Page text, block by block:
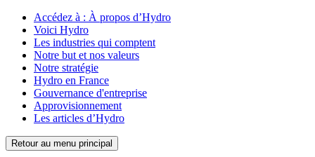
Accédez à : À propos d’Hydro
Voici Hydro
Les industries qui comptent
Notre but et nos valeurs
Notre stratégie
Hydro en France
Gouvernance d'entreprise
Approvisionnement
Les articles d’Hydro
Retour au menu principal